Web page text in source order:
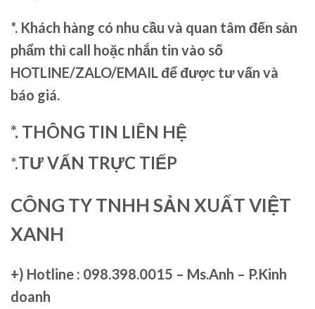
*. Khách hàng có nhu cầu và quan tâm đến sản
phẩm thì call hoặc nhắn tin vào số
HOTLINE/ZALO/EMAIL để được tư vấn và
báo giá.
*. THÔNG TIN LIÊN HỆ
*.TƯ VẤN TRỰC TIẾP
CÔNG TY TNHH SẢN XUẤT VIỆT
XANH
+) Hotline : 098.398.0015 – Ms.Anh – P.Kinh
doanh